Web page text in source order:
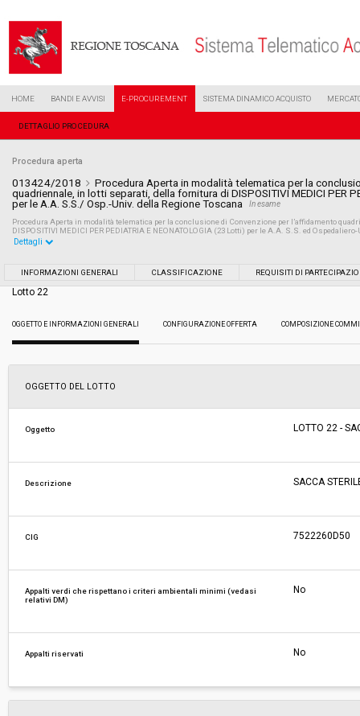
HOME BANDI E AVVISI E-PROCUREMENT SISTEMA DINAMICO ACQUISTO
DETTAGLIO PROCEDURA
Procedura aperta
013424/2018
Procedura Aperta in modalità telematica per la
quadriennale, in lotti separati, della fornitura di DISPOSITIVI MEDICI PER
per le A.A. S.S./ Osp.-Univ. della Regione Toscana
In esame
Procedura Aperta in modalità telematica per la conclusione di Convenzione per l’affidamento
DISPOSITIVI MEDICI PER PEDIATRIA E NEONATOLOGIA (23 Lotti) per le A.A. S.S. ed
Tipo di contratto:
Data pubblicazione:
Svolgimento:
Responsabile attuale:
ESTAR - ENTE DI SUPPORTO TECNICO
Dettagli
INFORMAZIONI GENERALI CLASSIFICAZIONE REQUISITI DI
Lotto 22
OGGETTO E INFORMAZIONI GENERALI CONFIGURAZIONE OFFERTA COMPOSIZIONE
OGGETTO DEL LOTTO
Oggetto LOTTO 22 -
Descrizione SACCA
CIG 7522260D50
Appalti verdi che rispettano i criteri ambientali minimi (vedasi
relativi DM)
No
Appalti riservati No